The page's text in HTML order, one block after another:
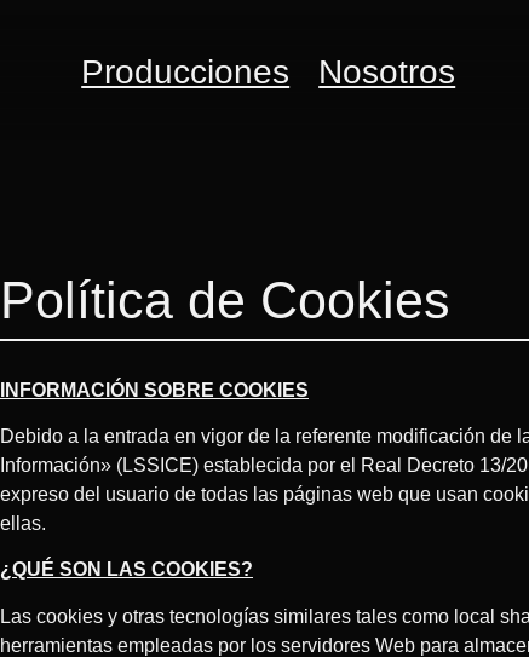
Producciones Nosotros
Política de Cookies
INFORMACIÓN SOBRE COOKIES
Debido a la entrada en vigor de la referente modificación de
Información» (LSSICE) establecida por el Real Decreto 13/
expreso del usuario de todas las páginas web que usan
ellas.
¿QUÉ SON LAS COOKIES?
Las cookies y otras tecnologías similares tales como local
herramientas empleadas por los servidores Web para